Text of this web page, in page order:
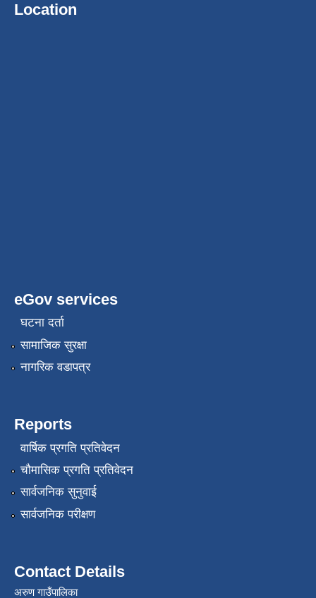
Location
eGov services
घटना दर्ता
सामाजिक सुरक्षा
नागरिक वडापत्र
Reports
वार्षिक प्रगति प्रतिवेदन
चौमासिक प्रगति प्रतिवेदन
सार्वजनिक सुनुवाई
सार्वजनिक परीक्षण
Contact Details
अरुण गाउँपालिका